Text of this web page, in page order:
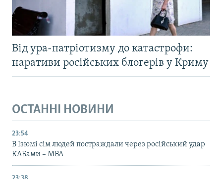
Від ура-патріотизму до катастрофи:
наративи російських блогерів у Криму
ОСТАННІ НОВИНИ
23:54
В Ізюмі сім людей постраждали через російський удар
КАБами – МВА